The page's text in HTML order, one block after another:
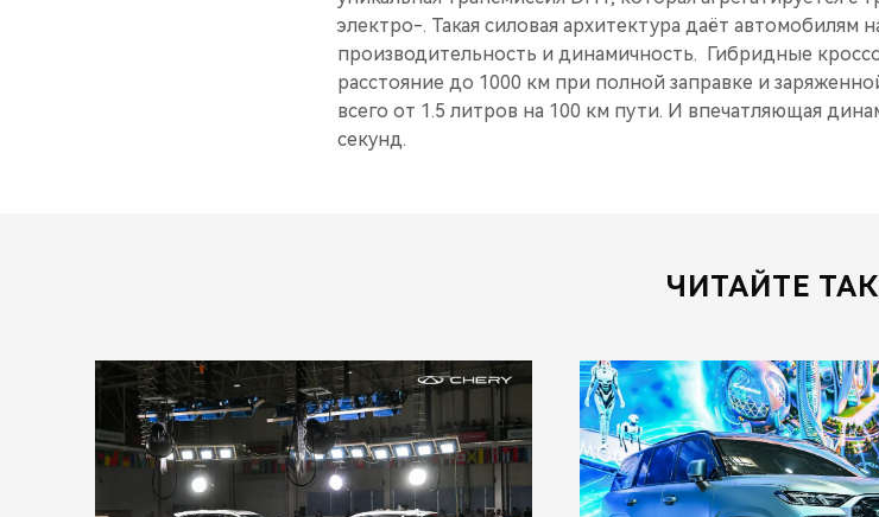
электро-. Такая силовая архитектура даёт автомобилям
производительность и динамичность. Гибридные
расстояние до 1000 км при полной заправке и
всего от 1.5 литров на 100 км пути. И впечатляющая
секунд.
ЧИТАЙТЕ